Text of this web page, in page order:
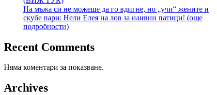
На мъжа си не можеше да го вдигне, но „учи“ жените и
скубе пари: Нели Елея на лов за наивни патици! (още
подробности)
Recent Comments
Няма коментари за показване.
Archives